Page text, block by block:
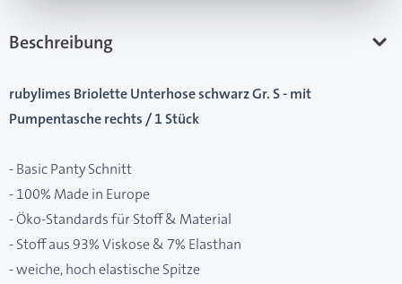
Beschreibung
rubylimes Briolette Unterhose schwarz Gr. S - mit
Pumpentasche rechts / 1 Stück
- Basic Panty Schnitt
- 100% Made in Europe
- Öko-Standards für Stoff & Material
- Stoff aus 93% Viskose & 7% Elasthan
- weiche, hoch elastische Spitze